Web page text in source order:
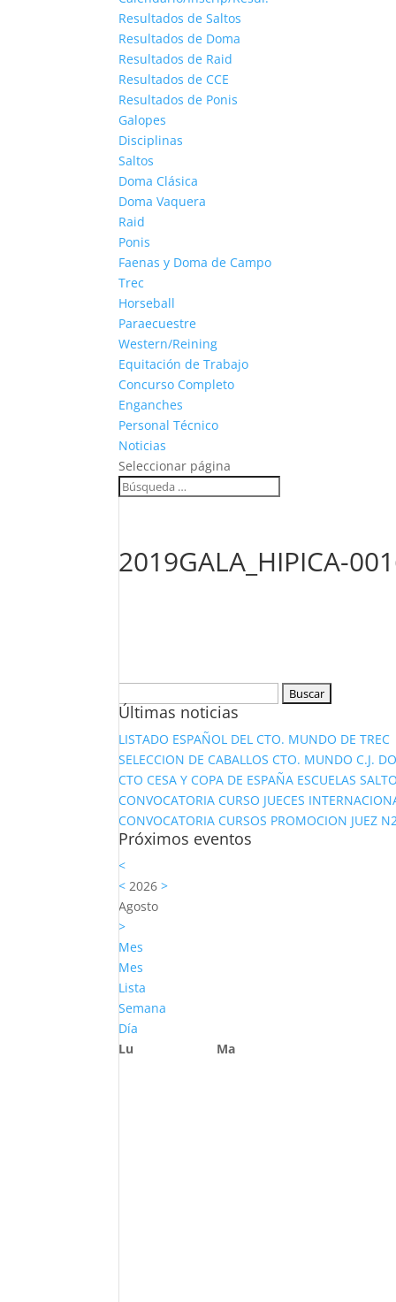
Resultados de Saltos
Resultados de Doma
Resultados de Raid
Resultados de CCE
Resultados de Ponis
Galopes
Disciplinas
Saltos
Doma Clásica
Doma Vaquera
Raid
Ponis
Faenas y Doma de Campo
Trec
Horseball
Paraecuestre
Western/Reining
Equitación de Trabajo
Concurso Completo
Enganches
Personal Técnico
Noticias
Seleccionar página
2019GALA_HIPICA-
Últimas noticias
LISTADO ESPAÑOL DEL CTO. MUNDO DE TREC
SELECCION DE CABALLOS CTO. MUNDO C.J.
CTO CESA Y COPA DE ESPAÑA ESCUELAS
CONVOCATORIA CURSO JUECES
CONVOCATORIA CURSOS PROMOCION JUEZ
Próximos eventos
<
< 2026>
Agosto
>
Mes
Mes
Lista
Semana
Día
Lu
Ma